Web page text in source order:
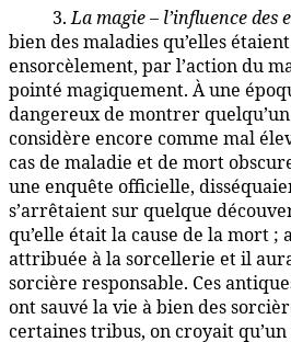
3.La magie – l’influence des
bien des maladies qu’elles
ensorcèlement, par l’action du
pointé magiquement. À une
dangereux de montrer
considère encore comme mal
cas de maladie et de mort
une enquête officielle,
s’arrêtaient sur quelque
qu’elle était la cause de la mort ;
attribuée à la sorcellerie et il
sorcière responsable. Ces
ont sauvé la vie à bien des
certaines tribus, on croyait